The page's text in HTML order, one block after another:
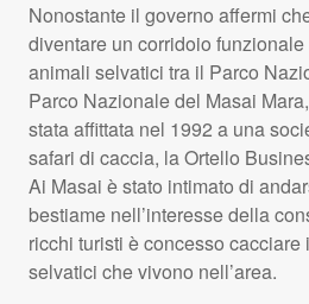
Nonostante il governo affermi
diventare un corridoio
animali selvatici tra il Parco
Parco Nazionale del Masai
stata affittata nel 1992 a una
safari di caccia, la Ortello
Ai Masai è stato intimato di
bestiame nell’interesse della
ricchi turisti è concesso cacciare
selvatici che vivono nell’area.